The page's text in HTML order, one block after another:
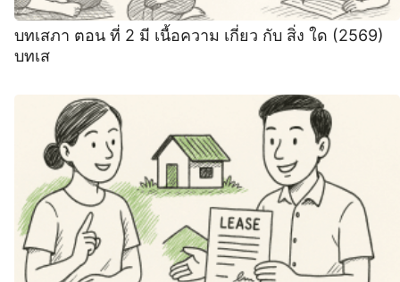
บทเสภา ตอน ที่ 2 มี เนื้อความ เกี่ยว กับ สิ่ง ใด (2569)
บทเส